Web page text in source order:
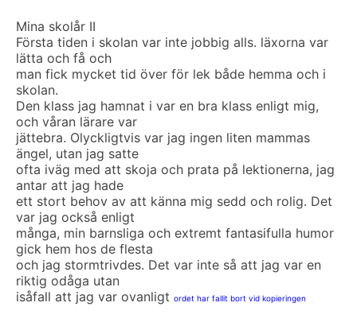
Mina skolår II
Första tiden i skolan var inte jobbig alls. läxorna var
lätta och få och
man fick mycket tid över för lek både hemma och i
skolan.
Den klass jag hamnat i var en bra klass enligt mig,
och våran lärare var
jättebra. Olyckligtvis var jag ingen liten mammas
ängel, utan jag satte
ofta iväg med att skoja och prata på lektionerna, jag
antar att jag hade
ett stort behov av att känna mig sedd och rolig. Det
var jag också enligt
många, min barnsliga och extremt fantasifulla humor
gick hem hos de flesta
och jag stormtrivdes. Det var inte så att jag var en
riktig odåga utan
isåfall att jag var ovanligt ordet har fallit bort vid kopieringen